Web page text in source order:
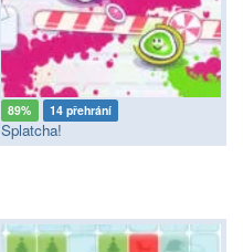
89% 14 přehrání
Splatcha!